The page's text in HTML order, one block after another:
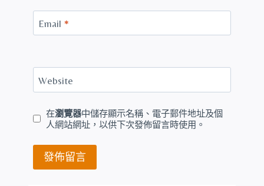
Email *
Website
在瀏覽器中儲存顯示名稱、電子郵件地址及個
人網站網址，以供下次發佈留言時使用。